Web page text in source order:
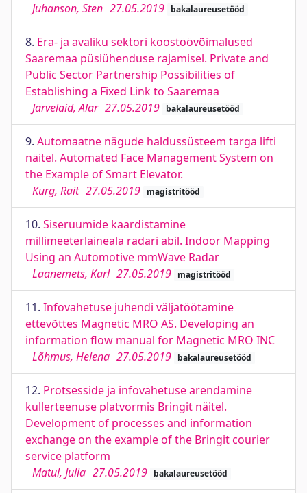
Juhanson, Sten 27.05.2019 bakalaureusetööd
8. Era- ja avaliku sektori koostöövõimalused
Saaremaa püsiühenduse rajamisel. Private and
Public Sector Partnership Possibilities of
Establishing a Fixed Link to Saaremaa
Järvelaid, Alar 27.05.2019 bakalaureusetööd
9. Automaatne nägude haldussüsteem targa lifti
näitel. Automated Face Management System on
the Example of Smart Elevator.
Kurg, Rait 27.05.2019 magistritööd
10. Siseruumide kaardistamine
millimeeterlaineala radari abil. Indoor Mapping
Using an Automotive mmWave Radar
Laanemets, Karl 27.05.2019 magistritööd
11. Infovahetuse juhendi väljatöötamine
ettevõttes Magnetic MRO AS. Developing an
information flow manual for Magnetic MRO INC
Lõhmus, Helena 27.05.2019 bakalaureusetööd
12. Protsesside ja infovahetuse arendamine
kullerteenuse platvormis Bringit näitel.
Development of processes and information
exchange on the example of the Bringit courier
service platform
Matul, Julia 27.05.2019 bakalaureusetööd